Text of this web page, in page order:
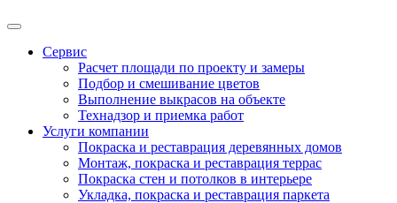
Сервис
Расчет площади по проекту и замеры
Подбор и смешивание цветов
Выполнение выкрасов на объекте
Технадзор и приемка работ
Услуги компании
Покраска и реставрация деревянных домов
Монтаж, покраска и реставрация террас
Покраска стен и потолков в интерьере
Укладка, покраска и реставрация паркета